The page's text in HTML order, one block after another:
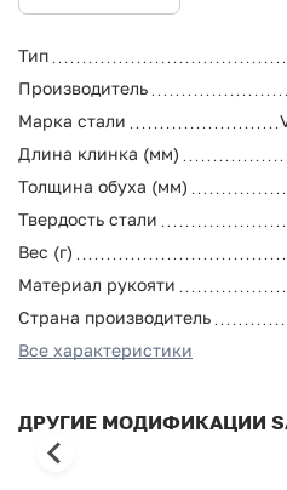
Тип
Производитель
Марка стали
Длина клинка (мм)
Толщина обуха (мм)
Твердость стали
Вес (г)
Материал рукояти
Страна производитель
Все характеристики
ДРУГИЕ МОДИФИКАЦИИ